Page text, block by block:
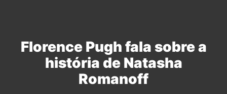
Florence Pugh fala sobre a
história de Natasha
Romanoff